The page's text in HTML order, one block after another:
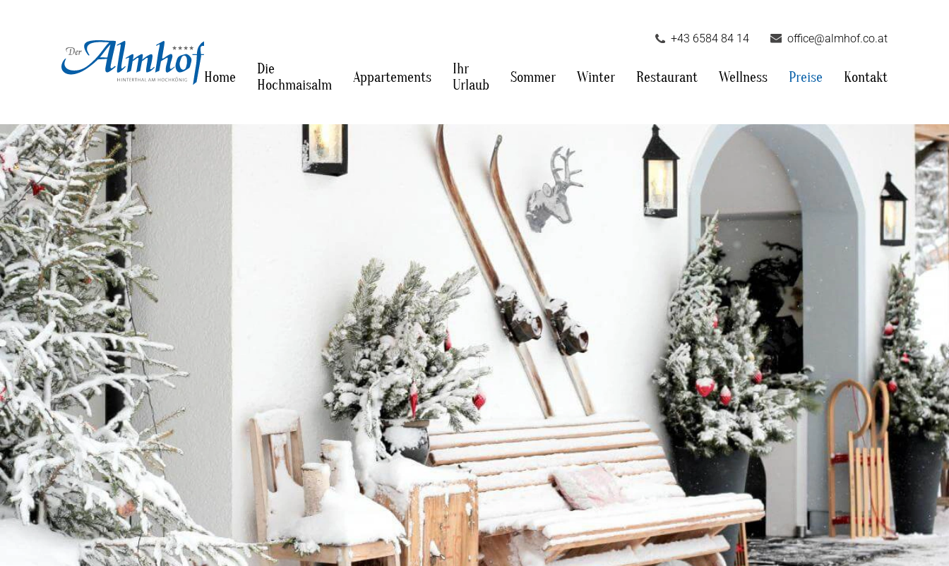
+43 6584 84 14 office@almhof.co.at
Home
Die
Hochmaisalm
Appartements
Ihr
Urlaub
Sommer Winter Restaurant Wellness Preise Kontakt